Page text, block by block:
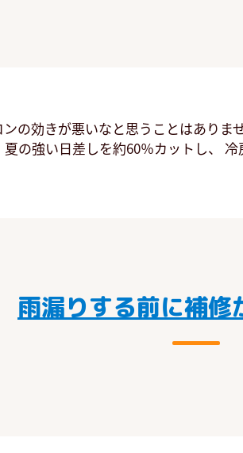
の効きが悪いなと思うことはあり
の強い日差しを約60％カットし、 冷
雨漏りする前に補修